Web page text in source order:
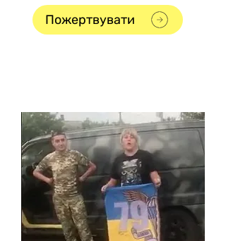
Пожертвувати